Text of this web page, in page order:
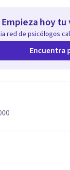
Empieza hoy
red de psicólogos
Encuentra